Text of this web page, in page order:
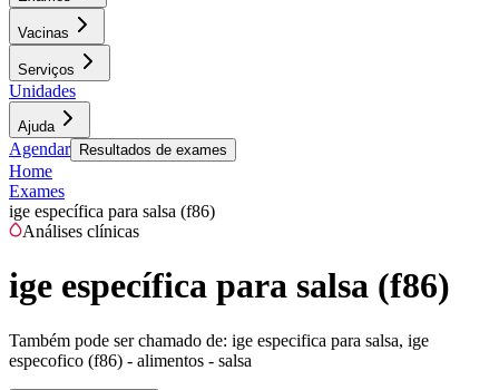
Vacinas
Serviços
Unidades
Ajuda
Agendar Resultados de exames
Home
Exames
ige específica para salsa (f86)
Análises clínicas
ige específica para salsa (f86)
Também pode ser chamado de: ige especifica para salsa, ige
especofico (f86) - alimentos - salsa